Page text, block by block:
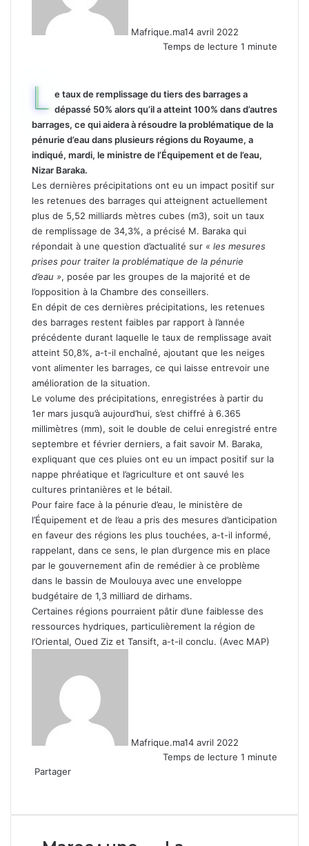
Mafrique.ma14 avril 2022
Temps de lecture 1 minute
L e taux de remplissage du tiers des barrages a
dépassé 50% alors qu’il a atteint 100% dans d’autres
barrages, ce qui aidera à résoudre la problématique de la
pénurie d’eau dans plusieurs régions du Royaume, a
indiqué, mardi, le ministre de l’Équipement et de l’eau,
Nizar Baraka.
Les dernières précipitations ont eu un impact positif sur
les retenues des barrages qui atteignent actuellement
plus de 5,52 milliards mètres cubes (m3), soit un taux
de remplissage de 34,3%, a précisé M. Baraka qui
répondait à une question d’actualité sur « les mesures
prises pour traiter la problématique de la pénurie
d’eau », posée par les groupes de la majorité et de
l’opposition à la Chambre des conseillers.
En dépit de ces dernières précipitations, les retenues
des barrages restent faibles par rapport à l’année
précédente durant laquelle le taux de remplissage avait
atteint 50,8%, a-t-il enchaîné, ajoutant que les neiges
vont alimenter les barrages, ce qui laisse entrevoir une
amélioration de la situation.
Le volume des précipitations, enregistrées à partir du
1er mars jusqu’à aujourd’hui, s’est chiffré à 6.365
millimètres (mm), soit le double de celui enregistré entre
septembre et février derniers, a fait savoir M. Baraka,
expliquant que ces pluies ont eu un impact positif sur la
nappe phréatique et l’agriculture et ont sauvé les
cultures printanières et le bétail.
Pour faire face à la pénurie d’eau, le ministère de
l’Équipement et de l’eau a pris des mesures d’anticipation
en faveur des régions les plus touchées, a-t-il informé,
rappelant, dans ce sens, le plan d’urgence mis en place
par le gouvernement afin de remédier à ce problème
dans le bassin de Moulouya avec une enveloppe
budgétaire de 1,3 milliard de dirhams.
Certaines régions pourraient pâtir d’une faiblesse des
ressources hydriques, particulièrement la région de
l’Oriental, Oued Ziz et Tansift, a-t-il conclu. (Avec MAP)
Mafrique.ma14 avril 2022
Temps de lecture 1 minute
Partager
email
Maroc La